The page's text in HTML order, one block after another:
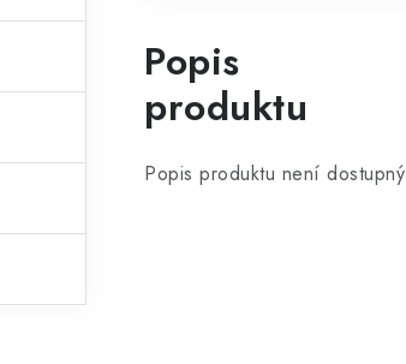
Popis
produktu
Popis produktu není dostupný